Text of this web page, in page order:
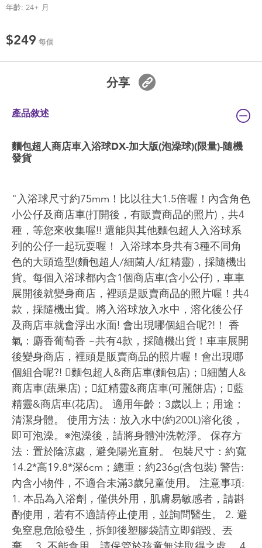
年齡: 24+ 月
$249 每個
分享
產品敘述
麵包超人商店車入浴球DX-加大版(泡澡球)(限量)-隨機
發貨
"入浴球尺寸約75mm！比以往大1.5倍喔！內含角色
小公仔及商店車(打開後，有販賣商品的照片)，共4
種，等您來收集喔!! 還能與其他麵包超人入浴球系
列的公仔一起玩耍喔！ 入浴球本身共有3種不同角
色的大頭造型(麵包超人/細菌人/紅精靈)，採隨機出
貨。每個入浴球都內含1個商店車(含小公仔)，車車
展開後就變身商店，裡頭是販賣商品的照片喔！共4
款，採隨機出貨。將入浴球放入水中，溶化後公仔
及商店車就會浮出水面! 會出現哪個組合呢?!！ 香
氣：麝香葡萄香 ~共有4款，採隨機出貨！車車展開
後變身商店，裡頭是販賣商品的照片喔！會出現哪
個組合呢?! 麵包超人&商店車(麵包店)；細菌人&
商店車(蔬果店)；紅精靈&商店車(可麗餅店)；藍
精靈&商店車(花店)。 適用年齡：3歲以上；用途：
清潔身體。 使用方法：放入水中(約200L)溶化後，
即可泡澡。※泡澡後，請將身體沖洗乾淨。 保存方
法：置於陰涼處，避免陽光直射。 包裝尺寸：約寬
14.2*高19.8*深6cm；總重：約236g(含包裝) 警告:
內含小物件，不適合未滿3歲兒童使用。 注意事項:
1. 本品為入浴劑，僅供外用，肌膚易敏感者，請斟
酌使用，若有不適請停止使用，並詢問醫生。 2. 避
免窒息危險發生，拆卸後塑膠袋請立即銷毀、丟